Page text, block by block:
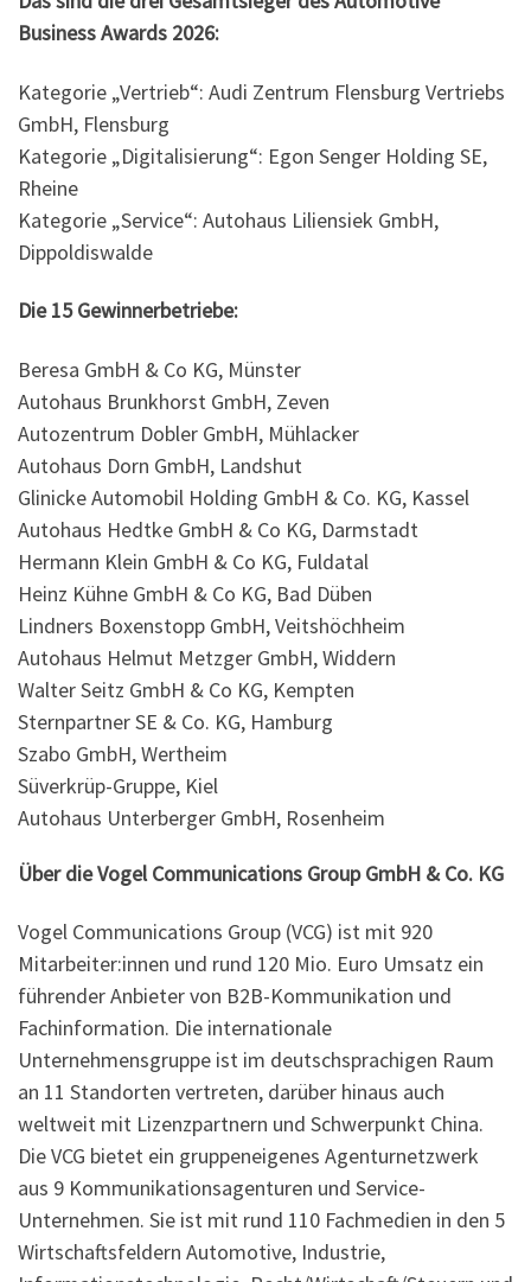
Business Awards 2026:
Kategorie „Vertrieb“: Audi Zentrum Flensburg Vertriebs
GmbH, Flensburg
Kategorie „Digitalisierung“: Egon Senger Holding SE,
Rheine
Kategorie „Service“: Autohaus Liliensiek GmbH,
Dippoldiswalde
Die 15 Gewinnerbetriebe:
Beresa GmbH & Co KG, Münster
Autohaus Brunkhorst GmbH, Zeven
Autozentrum Dobler GmbH, Mühlacker
Autohaus Dorn GmbH, Landshut
Glinicke Automobil Holding GmbH & Co. KG, Kassel
Autohaus Hedtke GmbH & Co KG, Darmstadt
Hermann Klein GmbH & Co KG, Fuldatal
Heinz Kühne GmbH & Co KG, Bad Düben
Lindners Boxenstopp GmbH, Veitshöchheim
Autohaus Helmut Metzger GmbH, Widdern
Walter Seitz GmbH & Co KG, Kempten
Sternpartner SE & Co. KG, Hamburg
Szabo GmbH, Wertheim
Süverkrüp-Gruppe, Kiel
Autohaus Unterberger GmbH, Rosenheim
Über die Vogel Communications Group GmbH & Co. KG
Vogel Communications Group (VCG) ist mit 920
Mitarbeiter:innen und rund 120 Mio. Euro Umsatz ein
führender Anbieter von B2B-Kommunikation und
Fachinformation. Die internationale
Unternehmensgruppe ist im deutschsprachigen Raum
an 11 Standorten vertreten, darüber hinaus auch
weltweit mit Lizenzpartnern und Schwerpunkt China.
Die VCG bietet ein gruppeneigenes Agenturnetzwerk
aus 9 Kommunikationsagenturen und Service-
Unternehmen. Sie ist mit rund 110 Fachmedien in den 5
Wirtschaftsfeldern Automotive, Industrie,